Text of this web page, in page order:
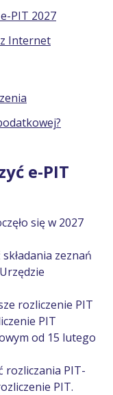
PIT 2027
Internet
e-PIT
się w 2027
zeznań
rozliczenie PIT
PIT
od 15 lutego
rozliczania PIT-
PIT.